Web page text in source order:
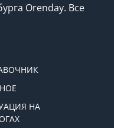
Orenday. Все
НА